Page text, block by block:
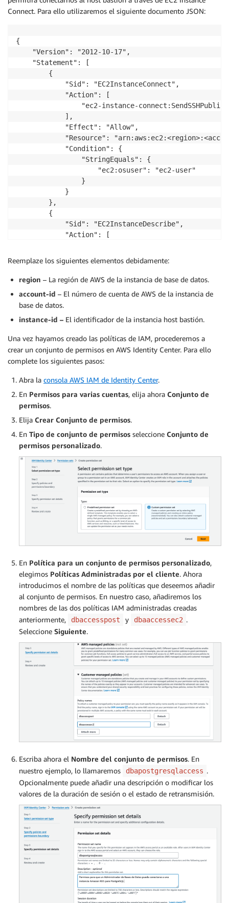
Connect. Para ello utilizaremos el siguiente documento JSON:
{
    "Version": "2012-10-17",
    "Statement": [
        {
            "Sid": "EC2InstanceConnect",
            "Action": [
"ec2-instance-
            ],
            "Effect": "Allow",
"Resource":
            "Condition": {
                "StringEquals": {
                    "ec2:osuser": "ec2-user"
                }
            }
        },
        {
            "Sid": "EC2InstanceDescribe",
            "Action": [
                "ec2:DescribeVolumes",
                "ec2:DescribeSecurityGroups"
            ],
            "Resource": "*"
        }
    ]
Reemplaze los siguientes elementos debidamente:
region – La región de AWS de la instancia de base de datos.
account-id – El número de cuenta de AWS de la instancia de
base de datos.
instance-id – El identificador de la instancia host bastión.
Una vez hayamos creado las políticas de IAM, procederemos a
crear un conjunto de permisos en AWS Identity Center. Para ello
complete los siguientes pasos:
Abra la consola AWS IAM de Identity Center.
En Permisos para varias cuentas, elija ahora Conjunto de
permisos.
Elija Crear Conjunto de permisos.
En Tipo de conjunto de permisos seleccione Conjunto de
permisos personalizado.
En Política para un conjunto de permisos personalizado,
elegimos Políticas Administradas por el cliente. Ahora
introducimos el nombre de las políticas que deseemos añadir
al conjunto de permisos. En nuestro caso, añadiremos los
nombres de las dos políticas IAM administradas creadas
anteriormente,
dbaccesspost y dbaaccessec2 .
Seleccione Siguiente.
Escriba ahora el Nombre del conjunto de permisos. En
nuestro ejemplo, lo llamaremos
dbapostgresqlaccess .
Opcionalmente puede añadir una descripción o modificar los
valores de la duración de sesión o el estado de retransmisión.